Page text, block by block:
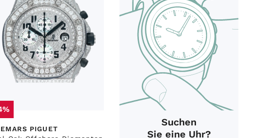
PIGUET
Suchen
Sie eine Uhr?